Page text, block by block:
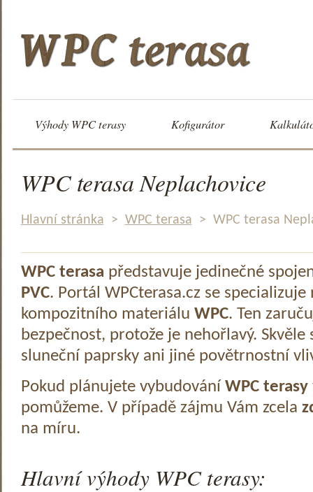
Výhody WPC terasy Kofigurátor
WPC terasa Neplachovice
Hlavní stránka > WPC terasa > WPC terasa
WPC terasa představuje jedinečné
PVC. Portál WPCterasa.cz se specializuje
kompozitního materiálu WPC. Ten
bezpečnost, protože je nehořlavý.
sluneční paprsky ani jiné povětrnostní
Pokud plánujete vybudování WPC terasy
pomůžeme. V případě zájmu Vám zcela
na míru.
Hlavní výhody WPC terasy: